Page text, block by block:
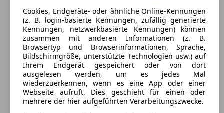
Cookies, Endgeräte- oder ähnliche Online-Kennungen
(z. B. login-basierte Kennungen, zufällig generierte
Kennungen, netzwerkbasierte Kennungen) können
zusammen mit anderen Informationen (z. B.
Browsertyp und Browserinformationen, Sprache,
Bildschirmgröße, unterstützte Technologien usw.) auf
Ihrem Endgerät gespeichert oder von dort
ausgelesen werden, um es jedes Mal
wiederzuerkennen, wenn es eine App oder einer
Webseite aufruft. Dies geschieht für einen oder
mehrere der hier aufgeführten Verarbeitungszwecke.